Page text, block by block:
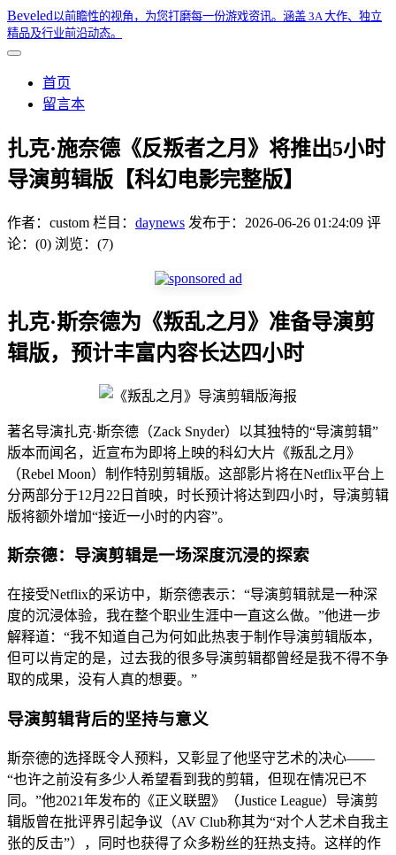
Beveled以前瞻性的视角，为您打磨每一份游戏资讯。涵盖 3A 大作、独立
精品及行业前沿动态。
首页
留言本
扎克·施奈德《反叛者之月》将推出5小时
导演剪辑版【科幻电影完整版】
作者： custom 栏目： daynews 发布于： 2026-06-26 01:24:09 评
论：(0) 浏览：(7)
扎克·斯奈德为《叛乱之月》准备导演剪
辑版，预计丰富内容长达四小时
著名导演扎克·斯奈德（Zack Snyder）以其独特的“导演剪辑”
版本而闻名，近宣布为即将上映的科幻大片《叛乱之月》
（Rebel Moon）制作特别剪辑版。这部影片将在Netflix平台上
分两部分于12月22日首映，时长预计将达到四小时，导演剪辑
版将额外增加“接近一小时的内容”。
斯奈德：导演剪辑是一场深度沉浸的探索
在接受Netflix的采访中，斯奈德表示：“导演剪辑就是一种深
度的沉浸体验，我在整个职业生涯中一直这么做。”他进一步
解释道：“我不知道自己为何如此热衷于制作导演剪辑版本，
但可以肯定的是，过去我的很多导演剪辑都曾经是我不得不争
取的成果，没有人真的想要。”
导演剪辑背后的坚持与意义
斯奈德的选择既令人预料，又彰显了他坚守艺术的决心——
“也许之前没有多少人希望看到我的剪辑，但现在情况已不
同。”他2021年发布的《正义联盟》（Justice League）导演剪
辑版曾在批评界引起争议（AV Club称其为“对个人艺术自我主
张的反击”），同时也获得了众多粉丝的狂热支持。这样的作